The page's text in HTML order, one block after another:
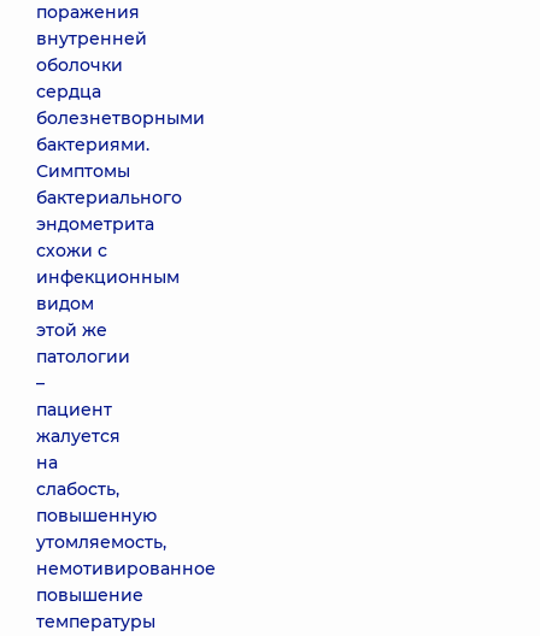
поражения
внутренней
оболочки
сердца
болезнетворными
бактериями.
Симптомы
бактериального
эндометрита
схожи с
инфекционным
видом
этой же
патологии
–
пациент
жалуется
на
слабость,
повышенную
утомляемость,
немотивированное
повышение
температуры